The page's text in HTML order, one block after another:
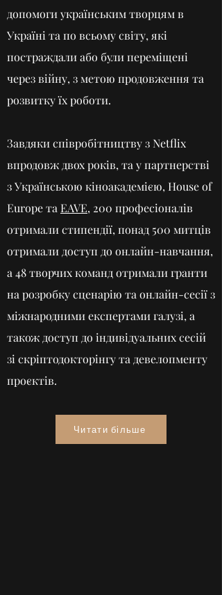
допомоги українським творцям в
Україні та по всьому світу, які
постраждали або були переміщені
через війну, з метою продовження та
розвитку їх роботи.
Завдяки співробітництву з Netflix
впродовж двох років, та у партнерстві
з Українською кіноакадемією, House of
Europe та EAVE, 200 професіоналів
отримали стипендії, понад 500 митців
отримали доступ до онлайн-навчання,
а 48 творчих команд отримали гранти
на розробку сценарію та онлайн-сесії з
міжнародними експертами галузі, а
також доступ до індивідуальних сесій
зі скріптодокторінгу та девелопменту
проєктів.
Читати більше